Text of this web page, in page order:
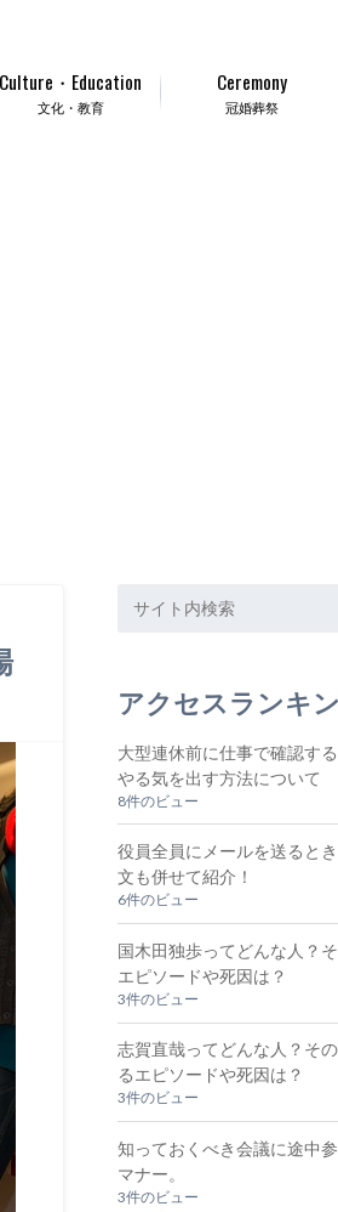
文化・教育
Culture・Education
冠婚葬祭
Ceremony
アクセスランキ
大型連休前に仕事で確認す
やる気を出す方法について
8件のビュー
役員全員にメールを送ると
文も併せて紹介！
6件のビュー
国木田独歩ってどんな人？
エピソードや死因は？
3件のビュー
志賀直哉ってどんな人？そ
るエピソードや死因は？
3件のビュー
知っておくべき会議に途中
マナー。
3件のビュー